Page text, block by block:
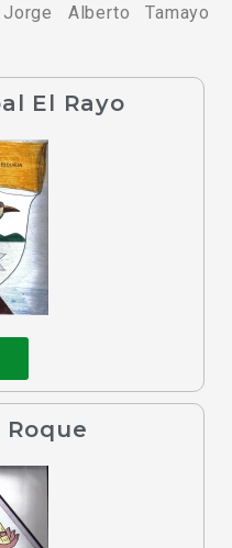
Alberto Tamayo
El Rayo
Roque